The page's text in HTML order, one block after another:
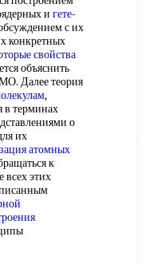
и гете-
с их
конкретных
свойства
объяснить
Далее теория
,
в терминах
о
их
атомных
к
этих